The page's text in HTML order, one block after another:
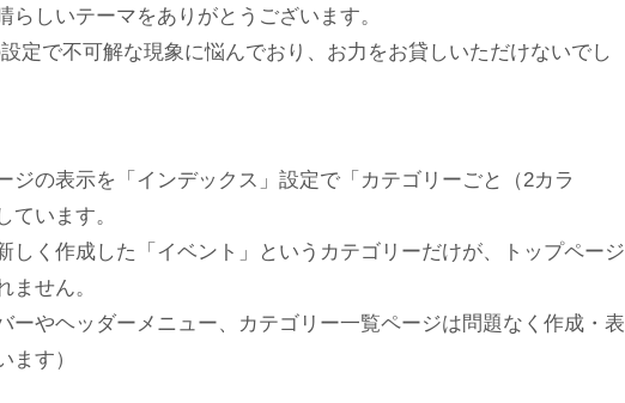
らしいテーマをありがとうございます。
定で不可解な現象に悩んでおり、お力をお貸しいただけないでし
ジの表示を「インデックス」設定で「カテゴリーごと（2カラ
ています。
しく作成した「イベント」というカテゴリーだけが、トップページ
ません。
ーやヘッダーメニュー、カテゴリー一覧ページは問題なく作成・表
ます）